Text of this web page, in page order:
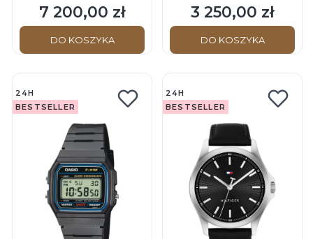
Zegarek na bransolecie
Cena
7 200,00 zł
DO KOSZYKA
Męski - Zegarek na
pasku
Cena
3 250,00 zł
DO KOSZYKA
24H
BESTSELLER
24H
BESTSELLER